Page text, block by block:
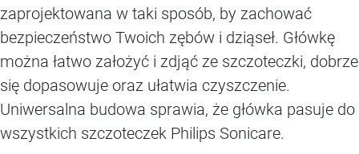
zaprojektowana w taki sposób, by zachować
bezpieczeństwo Twoich zębów i dziąseł. Główkę
można łatwo założyć i zdjąć ze szczoteczki, dobrze
się dopasowuje oraz ułatwia czyszczenie.
Uniwersalna budowa sprawia, że główka pasuje do
wszystkich szczoteczek Philips Sonicare.